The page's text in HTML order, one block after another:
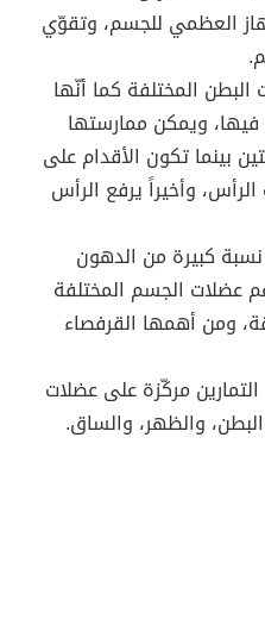
العظمي للجسم، وتقوّي
المختلفة كما أنّها
ويمكن ممارستها
بينما تكون الأقدام على
وأخيراً يرفع الرأس
كبيرة من الدهون
عضلات الجسم المختلفة
ومن أهمها القرفصاء
مركّزة على عضلات
والظهر، والساق.